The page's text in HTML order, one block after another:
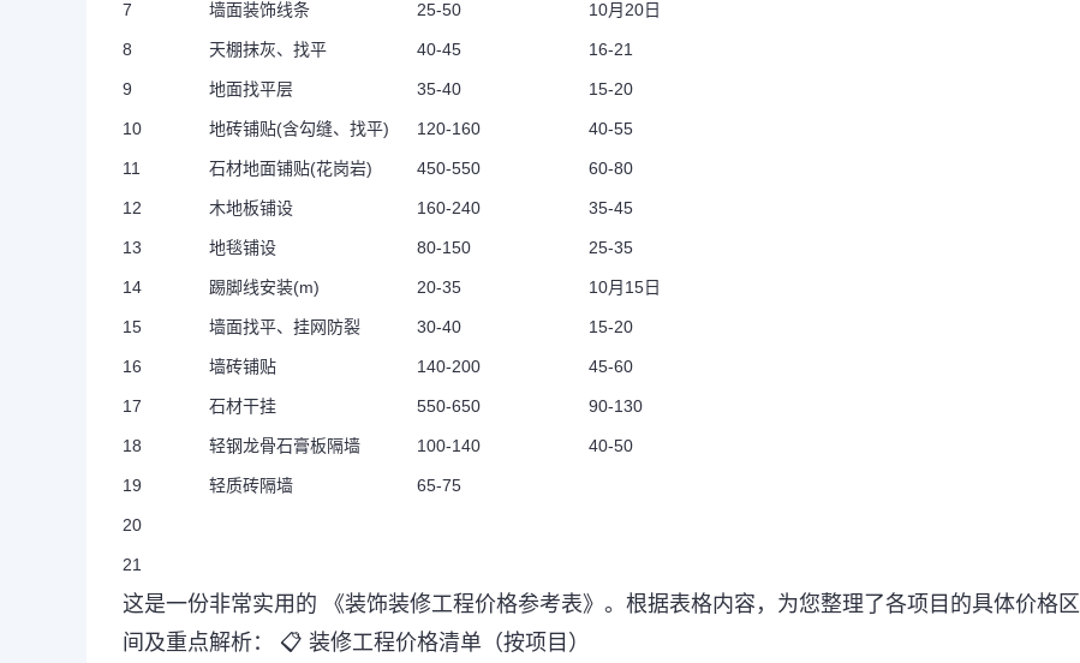
7 墙面装饰线条 25-50 10月20日
8 天棚抹灰、找平 40-45 16-21
9 地面找平层 35-40 15-20
10 地砖铺贴(含勾缝、找平) 120-160 40-55
11 石材地面铺贴(花岗岩) 450-550 60-80
12 木地板铺设 160-240 35-45
13 地毯铺设 80-150 25-35
14 踢脚线安装(m) 20-35 10月15日
15 墙面找平、挂网防裂 30-40 15-20
16 墙砖铺贴 140-200 45-60
17 石材干挂 550-650 90-130
18 轻钢龙骨石膏板隔墙 100-140 40-50
19 轻质砖隔墙 65-75
20
21
这是一份非常实用的
《装饰装修工程价格参考表》。根据表格内容，为您整理了各项目的具体价格区
间及重点解析：
📋 装修工程价格清单（按项目）